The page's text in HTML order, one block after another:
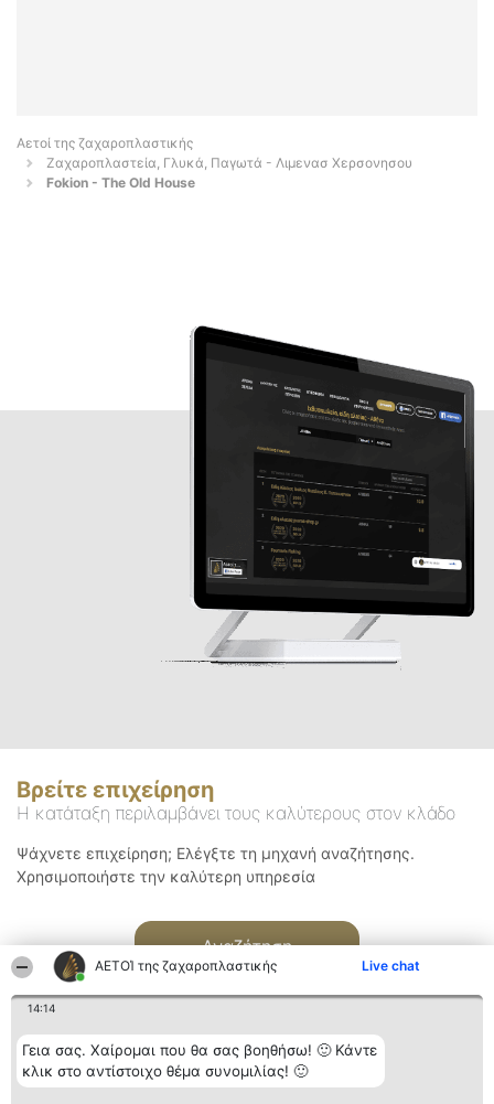
ΑΕΤΟΊ της ζαχαροπλαστικής Live chat
14:14
Γεια σας. Χαίρομαι που θα σας βοηθήσω! 🙂 Κάντε
κλικ στο αντίστοιχο θέμα συνομιλίας! 🙂
Αετοί της ζαχαροπλαστικής
Ζαχαροπλαστεία, Γλυκά, Παγωτά - Λιμενασ Χερσονησου
Fokion - The Old House
Βρείτε επιχείρηση
Η κατάταξη περιλαμβάνει τους καλύτερους στον κλάδο
Ψάχνετε επιχείρηση; Ελέγξτε τη μηχανή αναζήτησης.
Χρησιμοποιήστε την καλύτερη υπηρεσία
Αναζήτηση